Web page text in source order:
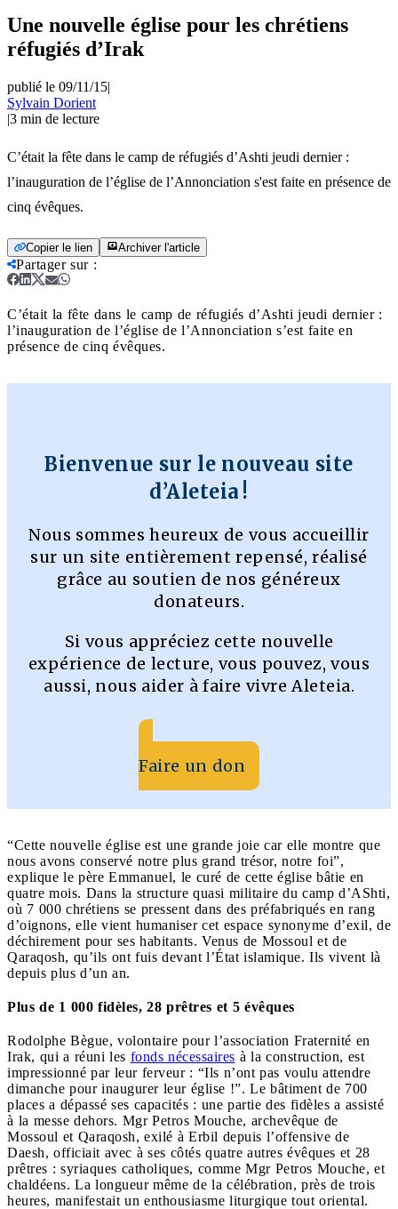
Une nouvelle église pour les chrétiens
réfugiés d’Irak
publié le 09/11/15|
Sylvain Dorient
|3 min de lecture
C’était la fête dans le camp de réfugiés d’Ashti jeudi dernier :
l’inauguration de l’église de l’Annonciation s'est faite en présence de
cinq évêques.
Copier le lien Archiver l'article
Partager sur:
C’était la fête dans le camp de réfugiés d’Ashti jeudi dernier :
l’inauguration de l’église de l’Annonciation s’est faite en
présence de cinq évêques.
Bienvenue sur le nouveau site
d’Aleteia !
Nous sommes heureux de vous accueillir
sur un site entièrement repensé, réalisé
grâce au soutien de nos généreux
donateurs.
Si vous appréciez cette nouvelle
expérience de lecture, vous pouvez, vous
aussi, nous aider à faire vivre Aleteia.
Faire un don
“Cette nouvelle église est une grande joie car elle montre que
nous avons conservé notre plus grand trésor, notre foi”,
explique le père Emmanuel, le curé de cette église bâtie en
quatre mois. Dans la structure quasi militaire du camp d’AShti,
où 7 000 chrétiens se pressent dans des préfabriqués en rang
d’oignons, elle vient humaniser cet espace synonyme d’exil, de
déchirement pour ses habitants. Venus de Mossoul et de
Qaraqosh, qu’ils ont fuis devant l’État islamique. Ils vivent là
depuis plus d’un an.
Plus de 1 000 fidèles, 28 prêtres et 5 évêques
Rodolphe Bègue, volontaire pour l’association Fraternité en
Irak, qui a réuni les fonds nécessaires à la construction, est
impressionné par leur ferveur : “Ils n’ont pas voulu attendre
dimanche pour inaugurer leur église !”. Le bâtiment de 700
places a dépassé ses capacités : une partie des fidèles a assisté
à la messe dehors. Mgr Petros Mouche, archevêque de
Mossoul et Qaraqosh, exilé à Erbil depuis l’offensive de
Daesh, officiait avec à ses côtés quatre autres évêques et 28
prêtres : syriaques catholiques, comme Mgr Petros Mouche, et
chaldéens. La longueur même de la célébration, près de trois
heures, manifestait un enthousiasme liturgique tout oriental.